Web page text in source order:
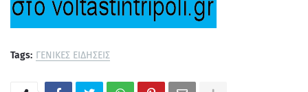
Tags: ΓΕΝΙΚΕΣ ΕΙΔΗΣΕΙΣ